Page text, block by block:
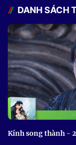
DANH SÁCH
Kính song thành -